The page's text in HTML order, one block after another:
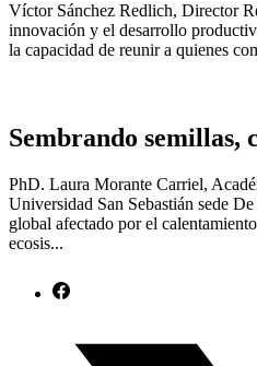
Víctor Sánchez Redlich, Director
innovación y el desarrollo
la capacidad de reunir a quienes
Sembrando semillas,
PhD. Laura Morante Carriel,
Universidad San Sebastián sede
global afectado por el
ecosis...